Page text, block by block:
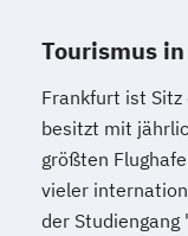
Tourismus
Frankfurt ist Sitz
besitzt mit
größten
vieler
der Studiengang